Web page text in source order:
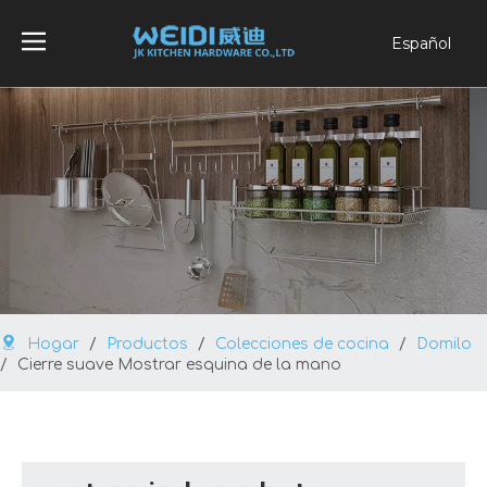
Español
العربية
Français
Pусский
Português
Hogar / Productos / Colecciones de cocina /
Domilo
/
Cierre suave Mostrar esquina de la mano